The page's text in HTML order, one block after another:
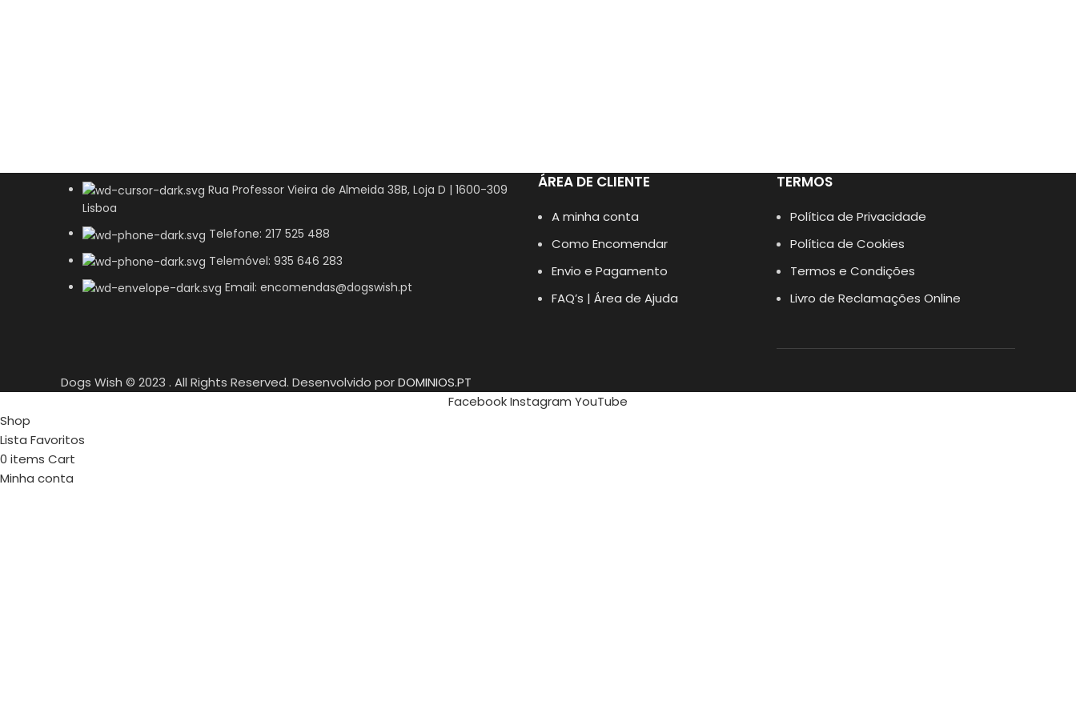
Rua Professor Vieira de Almeida 38B, Loja D | 1600-309
Lisboa
Telefone: 217 525 488
Telemóvel: 935 646 283
Email: encomendas@dogswish.pt
ÁREA DE CLIENTE
A minha conta
Como Encomendar
Envio e Pagamento
FAQ’s | Área de Ajuda
TERMOS
Política de Privacidade
Política de Cookies
Termos e Condições
Livro de Reclamações Online
Dogs Wish © 2023 . All Rights Reserved. Desenvolvido porDOMINIOS.PT
FacebookInstagram YouTube
Shop
Lista Favoritos
0 items Cart
Minha conta